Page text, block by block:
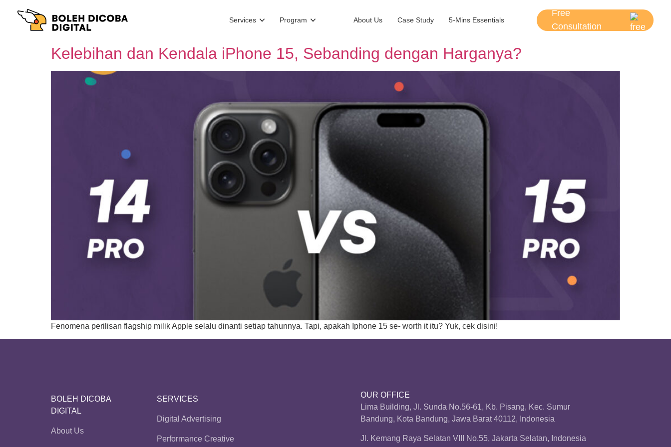
Services Program About Us Case Study 5-Mins Essentials
Free
Consultation
Kelebihan dan Kendala iPhone 15, Sebanding dengan Harganya?
Fenomena perilisan flagship milik Apple selalu dinanti setiap tahunnya. Tapi, apakah Iphone 15 se- worth it itu? Yuk, cek disini!
BOLEH DICOBA
DIGITAL
About Us
SERVICES
Digital Advertising
Performance Creative
OUR OFFICE
Lima Building, Jl. Sunda No.56-61, Kb. Pisang, Kec. Sumur
Bandung, Kota Bandung, Jawa Barat 40112, Indonesia
Jl. Kemang Raya Selatan VIII No.55, Jakarta Selatan, Indonesia